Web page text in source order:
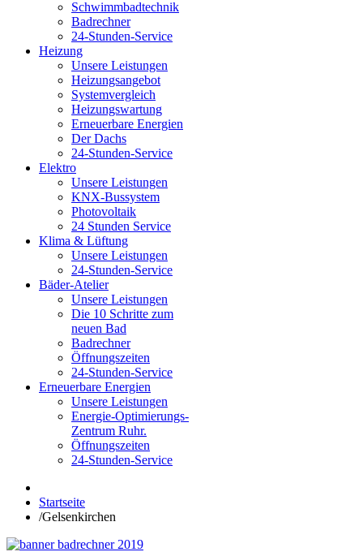
Schwimmbadtechnik
Badrechner
24-Stunden-Service
Heizung
Unsere Leistungen
Heizungsangebot
Systemvergleich
Heizungswartung
Erneuerbare Energien
Der Dachs
24-Stunden-Service
Elektro
Unsere Leistungen
KNX-Bussystem
Photovoltaik
24 Stunden Service
Klima & Lüftung
Unsere Leistungen
24-Stunden-Service
Bäder-Atelier
Unsere Leistungen
Die 10 Schritte zum
neuen Bad
Badrechner
Öffnungszeiten
24-Stunden-Service
Erneuerbare Energien
Unsere Leistungen
Energie-Optimierungs-
Zentrum Ruhr.
Öffnungszeiten
24-Stunden-Service
Startseite
/Gelsenkirchen